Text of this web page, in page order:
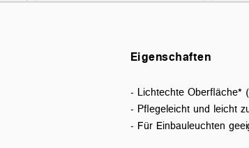
Eigenschaften
- Lichtechte Oberfläche*
- Pflegeleicht und leicht
- Für Einbauleuchten